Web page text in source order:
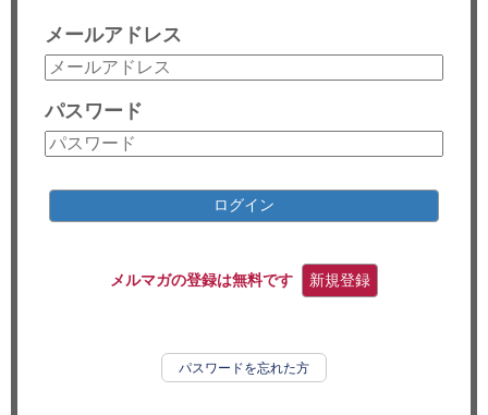
お問い合わせ
コンサルティング
リサーチ
メールアドレス
パスワード
ログイン
メルマガの登録は無料です 新規登録
パスワードを忘れた方